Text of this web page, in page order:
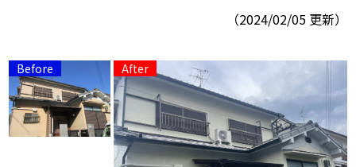
スタッフブログ
よくあるご質問 屋根リフォームについて
雨漏りについて 雨漏りの施工実績
ヨネヤがお客様から選ばれる10の
リフォームローン
（2024/02/05 更新）